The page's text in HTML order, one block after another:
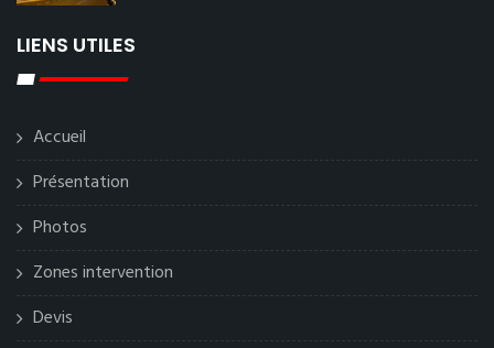
LIENS UTILES
Accueil
Présentation
Photos
Zones intervention
Devis